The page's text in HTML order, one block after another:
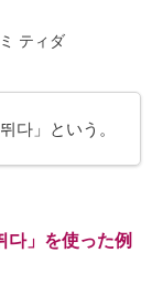
ティダ
다」という。
다」を使った例